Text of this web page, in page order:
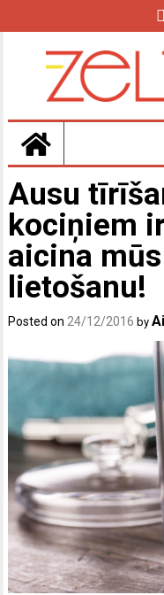
Ausu
kociņiem
aicina
lietošanu!
Posted on 24/12/2016 by